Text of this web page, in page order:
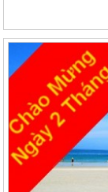
còn nguyên sơ
Hào, Quan Lạn sẽ
vị khi nằm trên
thỏa sức ngụp lặn
sau những bộn
khách có thể khám phá cảnh quan thiên nhiên nguyên sơ xung quanh
đảo với những rừng
và tìm hiểu cuộc